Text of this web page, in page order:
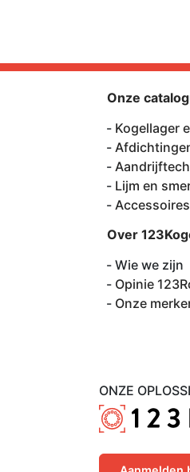
ONZE
Onze
Kogellager
Lijm en
Over
Wie we zijn
Opinie
Onze